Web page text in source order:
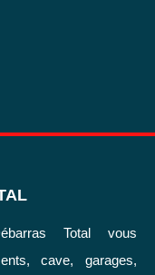
Total vous
cave, garages,